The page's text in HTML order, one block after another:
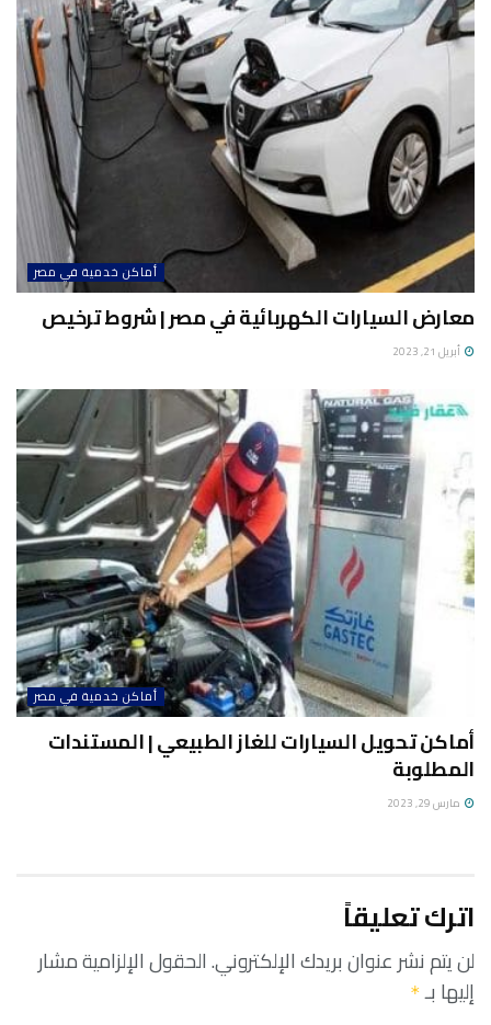
أماكن خدمية في مصر
معارض السيارات الكهربائية في مصر | شروط ترخيص
أبريل 21, 2023
أماكن خدمية في مصر
أماكن تحويل السيارات للغاز الطبيعي | المستندات
المطلوبة
مارس 29, 2023
اترك تعليقاً
لن يتم نشر عنوان بريدك الإلكتروني.الحقول الإلزامية مشار
إليها بـ *